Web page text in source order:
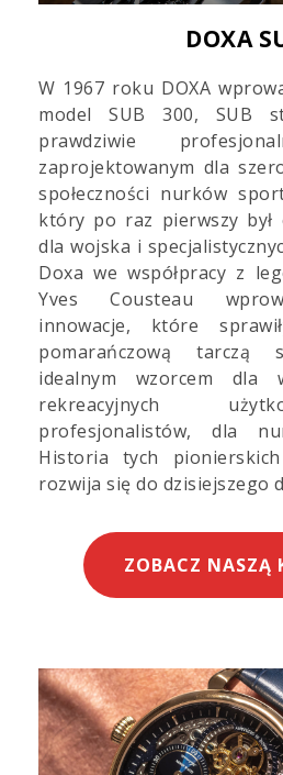
DOXA
W 1967 roku DOXA
model SUB 300, SUB
prawdziwie
zaprojektowanym dla
społeczności nurków
który po raz pierwszy
dla wojska i
Doxa we współpracy z
Yves Cousteau
innowacje, które
pomarańczową tarczą
idealnym wzorcem dla
rekreacyjnych
profesjonalistów, dla
Historia tych
rozwija się do dzisiejszego
ZOBACZ NASZĄ